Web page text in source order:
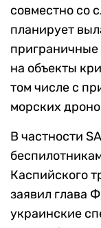
совместно со
планирует
приграничные
на объекты
том числе с
морских
В частности
Каспийского
заявил глава
украинские